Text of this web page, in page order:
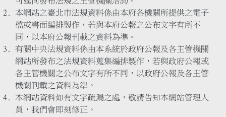
本網站之臺北市法規資料係由本府各機關所提供之電子
檔或書面編排製作，若與本府公報之公布文字有所不
同，以本府公報刊載之資料為準。
有關中央法規資料係由本系統於政府公報及各主管機關
網站所發布之法規資料蒐集編排製作，若與政府公報或
各主管機關之公布文字有所不同，以政府公報及各主管
機關刊載之資料為準。
本網站資料如有文字疏漏之處，敬請告知本網站管理人
員，我們會即刻修正。